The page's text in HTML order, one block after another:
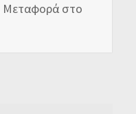
Μεταφορά στο